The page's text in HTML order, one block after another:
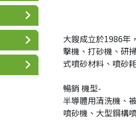
大鎪成立於1986年
擊機、打砂機、研
式噴砂材料、噴砂
暢銷 機型-
半導體用清洗機、
噴砂機、大型鋼構